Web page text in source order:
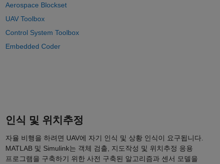
Aerospace Blockset
UAV Toolbox
Control System Toolbox
Embedded Coder
인식 및 위치추정
자율 비행을 하려면 UAV에 자기 인식 및 상황 인식이 요구됩니다.
MATLAB 및 Simulink는 객체 검출, 지도작성 및 위치추정 응용
프로그램을 구축하기 위한 사전 구축된 알고리즘과 센서 모델을